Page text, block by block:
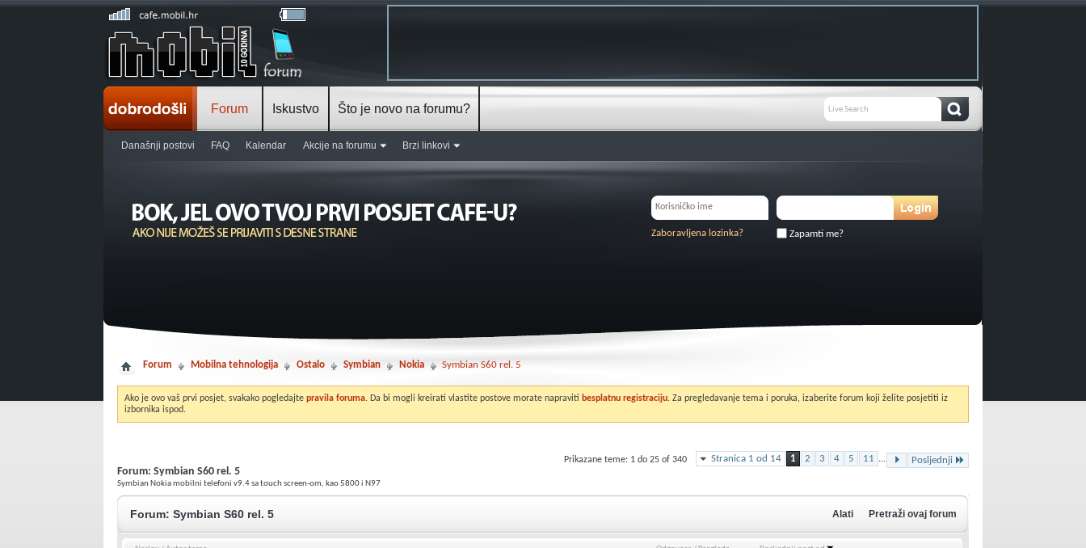
Forum
Današnji postovi FAQ Kalendar Akcije na forumu Brzi linkovi
Iskustvo Što je novo na forumu?
Zapamti me?
Zaboravljena lozinka?
Forum Mobilna tehnologija Ostalo Symbian Nokia Symbian S60 rel. 5
Ako je ovo vaš prvi posjet, svakako pogledajte pravila foruma. Da bi mogli kreirati vlastite postove morate napraviti besplatnu registraciju. Za pregledavanje tema i poruka, izaberite forum koji želite posjetiti iz
izbornika ispod.
Stranica 1 od 14 1 2 3 4 5 11 ... Posljednji
Prikazane teme: 1 do 25 of 340
Forum: Symbian S60 rel. 5
Symbian Nokia mobilni telefoni v9.4 sa touch screen-om, kao 5800 i N97
Forum: Symbian S60 rel. 5 Alati Pretraži ovaj forum